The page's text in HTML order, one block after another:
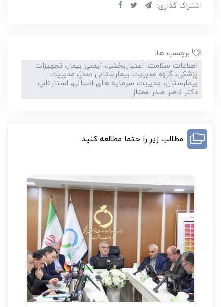
اشتراک گذاری:
برچسب ها:
اطلاعات سلامت، اعتباربخشی، ایمنی بیمار، تجهیزات
پزشکی، گروه مدیریت بیمارستانی صدر، مدیریت
بیمارستان، مدیریت سرمایه های انسانی، استارتاپ،
دکتر ناصر صدر ممتاز
مطالب زیر را حتما مطالعه کنید